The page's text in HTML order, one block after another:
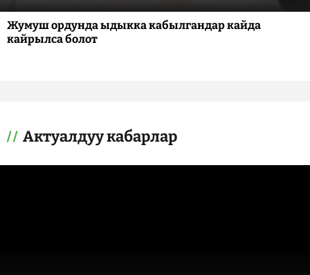
Жумуш ордунда ыдыкка кабылгандар кайда
кайрылса болот
Актуалдуу кабарлар